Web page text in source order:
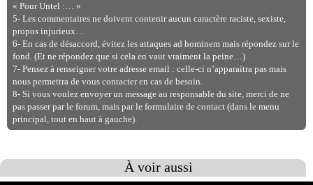
« Pour Untel :… »
5- Les commentaires ne doivent contenir aucun caractère raciste, sexiste,
propos injurieux…
6- En cas de désaccord, évitez les attaques ad hominem mais répondez sur le
fond. (Et ne répondez que si cela en vaut vraiment la peine…)
7- Pensez à renseigner votre adresse email : celle-ci n’apparaitra pas mais
nous permettra de vous contacter en cas de besoin.
8- Si vous voulez envoyer un message au responsable du site, merci de ne
pas passer par le forum, mais par le formulaire de contact (dans le menu
principal, tout en haut à gauche).
À voir aussi